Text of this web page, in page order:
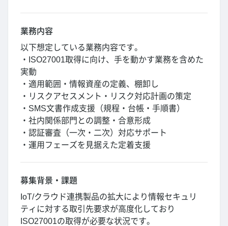
業務内容
以下想定している業務内容です。
・ISO27001取得に向け、手を動かす業務を含めた
実動
・適用範囲・情報資産の定義、棚卸し
・リスクアセスメント・リスク対応計画の策定
・SMS文書作成支援（規程・台帳・手順書）
・社内関係部門との調整・合意形成
・認証審査（一次・二次）対応サポート
・運用フェーズを見据えた定着支援
募集背景・課題
IoT/クラウド連携製品の拡大により情報セキュリ
ティに対する取引先要求が高度化しており
ISO27001の取得が必要な状況です。